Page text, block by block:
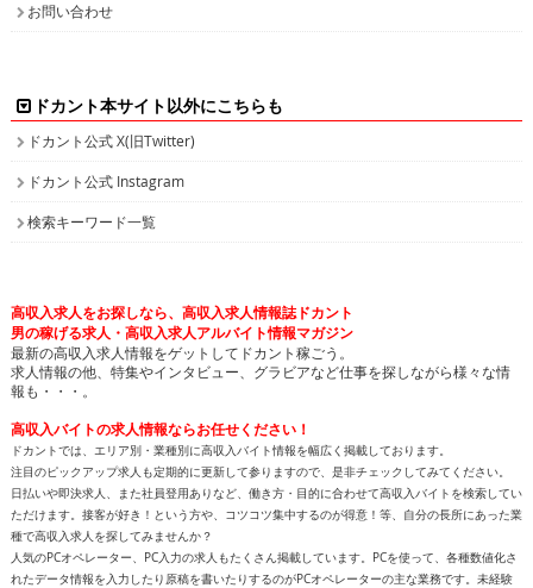
お問い合わせ
ドカント本サイト以外にこちらも
ドカント公式 X(旧Twitter)
ドカント公式 Instagram
検索キーワード一覧
高収入求人をお探しなら、高収入求人情報誌ドカント
男の稼げる求人・高収入求人アルバイト情報マガジン
最新の高収入求人情報をゲットしてドカント稼ごう。
求人情報の他、特集やインタビュー、グラビアなど仕事を探しながら様々な情
報も・・・。
高収入バイトの求人情報ならお任せください！
ドカントでは、エリア別・業種別に高収入バイト情報を幅広く掲載しております。
注目のピックアップ求人も定期的に更新して参りますので、是非チェックしてみてください。
日払いや即決求人、また社員登用ありなど、働き方・目的に合わせて高収入バイトを検索してい
ただけます。接客が好き！という方や、コツコツ集中するのが得意！等、自分の長所にあった業
種で高収入求人を探してみませんか？
人気のPCオペレーター、PC入力の求人もたくさん掲載しています。PCを使って、各種数値化さ
れたデータ情報を入力したり原稿を書いたりするのがPCオペレーターの主な業務です。未経験